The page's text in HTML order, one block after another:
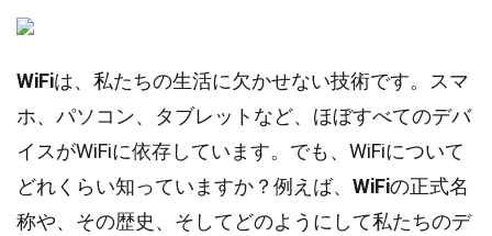
WiFiは、私たちの生活に欠かせない技術です。スマ
ホ、パソコン、タブレットなど、ほぼすべてのデバ
イスがWiFiに依存しています。でも、WiFiについて
どれくらい知っていますか？例えば、 WiFiの正式名
称や、その歴史、そしてどのようにして私たちのデ